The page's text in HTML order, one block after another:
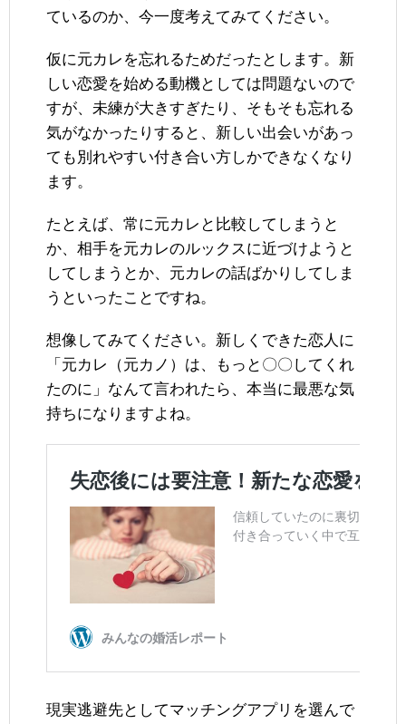
ているのか、今一度考えてみてください。
仮に元カレを忘れるためだったとします。新
しい恋愛を始める動機としては問題ないので
すが、未練が大きすぎたり、そもそも忘れる
気がなかったりすると、新しい出会いがあっ
ても別れやすい付き合い方しかできなくなり
ます。
たとえば、常に元カレと比較してしまうと
か、相手を元カレのルックスに近づけようと
してしまうとか、元カレの話ばかりしてしま
うといったことですね。
想像してみてください。新しくできた恋人に
「元カレ（元カノ）は、もっと〇〇してくれ
たのに」なんて言われたら、本当に最悪な気
持ちになりますよね。
現実逃避先としてマッチングアプリを選んで